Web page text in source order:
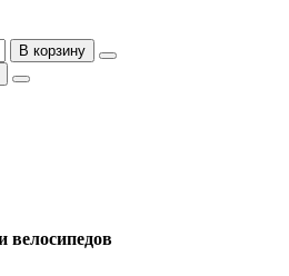
В корзину
велосипедов